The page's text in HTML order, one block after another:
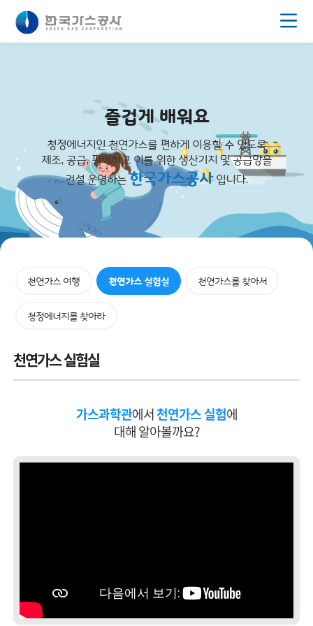
즐겁게 배워요
청정에너지인 천연가스를 편하게 이용할 수 있도록
제조, 공급, 판매하고 이를 위한 생산기지 및 공급망을
건설 운영하는한국가스공사입니다.
천연가스 여행 천연가스 실험실 천연가스를 찾아서
청정에너지를 찾아라
천연가스 실험실
가스과학관에서천연가스 실험에
대해 알아볼까요?